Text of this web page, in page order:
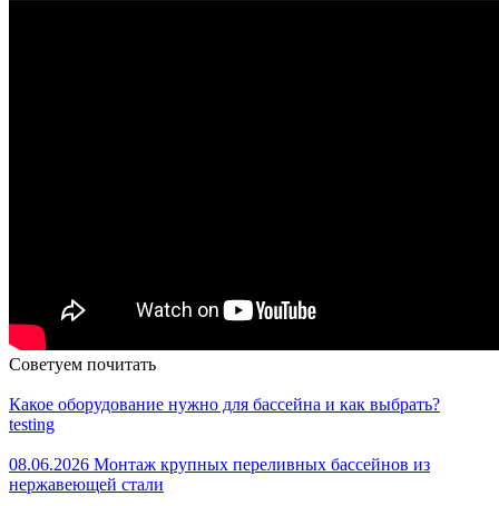
Советуем почитать
Какое оборудование нужно для бассейна и как выбрать?
testing
08.06.2026 Монтаж крупных переливных бассейнов из
нержавеющей стали